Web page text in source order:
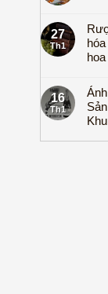
27
Th1
hoa
16
Th1